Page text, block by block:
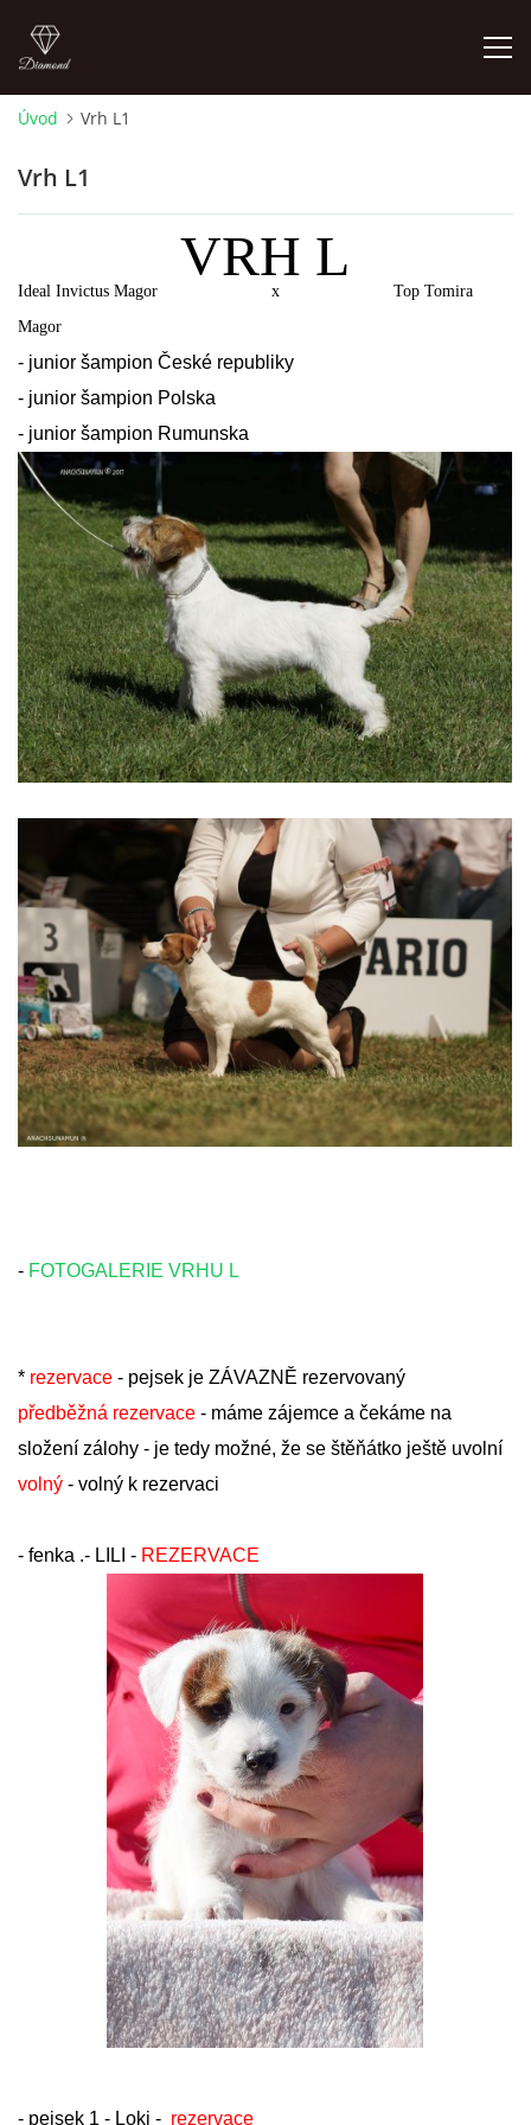
NOVINKY 2026
ŠTĚŇÁTKA NA PODEJ! / PUPPIES FOR SALE !
OTÁZKY A ODPOVĚDI
ADMIKO KENNEL
JRT ADMIKO+LOV/ JRT ADMIKO + HUNTING
HISTORIE JACK RUSSELL TERIERA
NAŠI PSI / OUR DOGS
ODCHOVY / LITTERS
ARCHIV NOVINEK
© 2026 eStránky.cz
Úvod Vrh L1
Vrh L1
VRH L
Ideal Invictus Magor x Top Tomira
Magor
- junior šampion České republiky
- junior šampion Polska
- junior šampion Rumunska
- FOTOGALERIE VRHU L
* rezervace - pejsek je ZÁVAZNĚ rezervovaný
předběžná rezervace - máme zájemce a čekáme na
složení zálohy - je tedy možné, že se štěňátko ještě uvolní
volný - volný k rezervaci
- fenka .- LILI - REZERVACE
- pejsek 1 - Loki - rezervace